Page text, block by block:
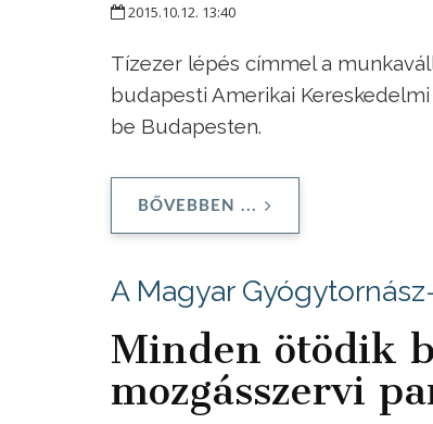
2015.10.12. 13:40
Tízezer lépés címmel a
budapesti Amerikai
be Budapesten.
BŐVEBBEN ...
A Magyar
Minden ötödik
mozgásszervi